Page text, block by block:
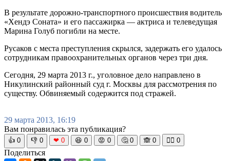
В результате дорожно-транспортного происшествия водитель
«Хендэ Соната» и его пассажирка — актриса и телеведущая
Марина Голуб погибли на месте.
Русаков с места преступления скрылся, задержать его удалось
сотрудникам правоохранительных органов через три дня.
Сегодня, 29 марта 2013 г., уголовное дело направлено в
Никулинский районный суд г. Москвы для рассмотрения по
существу. Обвиняемый содержится под стражей.
29 марта 2013, 16:19
Вам понравилась эта публикация?
👍 0 👎 0 ❤ 0 😆 0 😡 0 🤔 0 🙈 0 🧘‍♀️ 0
Поделиться